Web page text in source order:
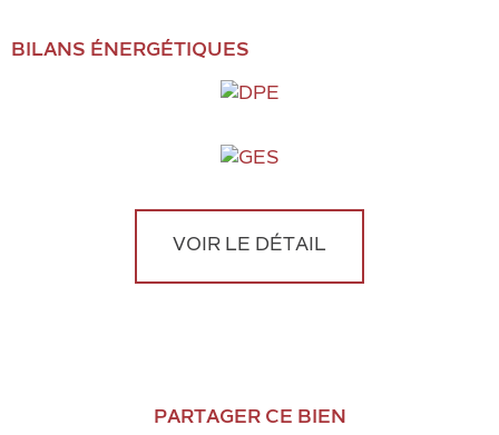
BILANS ÉNERGÉTIQUES
VOIR LE DÉTAIL
PARTAGER CE BIEN